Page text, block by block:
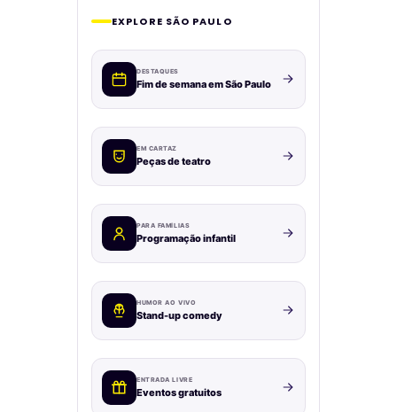
EXPLORE SÃO PAULO
DESTAQUES
Fim de semana em São Paulo
EM CARTAZ
Peças de teatro
PARA FAMÍLIAS
Programação infantil
HUMOR AO VIVO
Stand-up comedy
ENTRADA LIVRE
Eventos gratuitos